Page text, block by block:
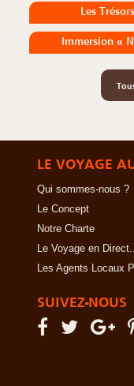
Les
LE VOYAGE
Qui sommes-nous ?
Le Concept
Notre Charte
Le Voyage en
Les Agents Locaux
SUIVEZ-NOUS